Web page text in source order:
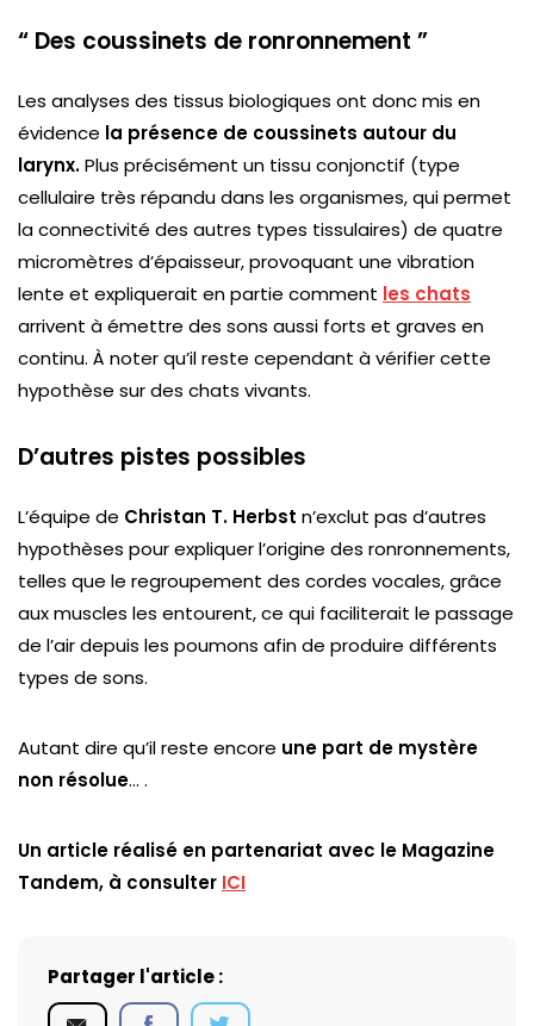
“ Des coussinets de ronronnement ”
Les analyses des tissus biologiques ont donc mis en
évidence la présence de coussinets autour du
larynx.Plus précisément un tissu conjonctif (type
cellulaire très répandu dans les organismes, qui permet
la connectivité des autres types tissulaires) de quatre
micromètres d’épaisseur, provoquant une vibration
lente et expliquerait en partie comment les chats
arrivent à émettre des sons aussi forts et graves en
continu. À noter qu’il reste cependant à vérifier cette
hypothèse sur des chats vivants.
D’autres pistes possibles
L’équipe de Christan T. Herbst n’exclut pas d’autres
hypothèses pour expliquer l’origine des ronronnements,
telles que le regroupement des cordes vocales, grâce
aux muscles les entourent, ce qui faciliterait le passage
de l’air depuis les poumons afin de produire différents
types de sons.
Autant dire qu’il reste encore une part de mystère
non résolue… .
Un article réalisé en partenariat avec le Magazine
Tandem, à consulter ICI
Partager l'article :